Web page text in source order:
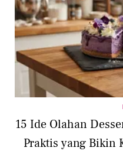
15 Ide Olahan
Praktis yang Bikin